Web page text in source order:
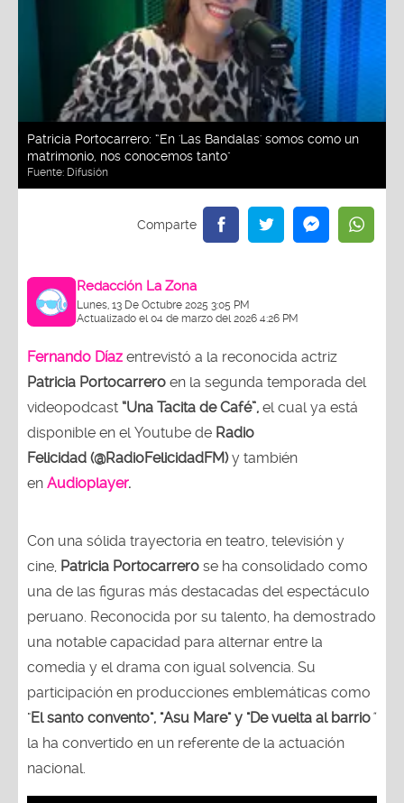
Patricia Portocarrero: “En 'Las Bandalas' somos como un
matrimonio, nos conocemos tanto"
Fuente: Difusión
Redacción La Zona
Lunes, 13 De Octubre 2025 3:05 PM
Actualizado el 04 de marzo del 2026 4:26 PM
Fernando Díaz entrevistó a la reconocida actriz
Patricia Portocarrero en la segunda temporada del
videopodcast “Una Tacita de Café”, el cual ya está
disponible en el Youtube de Radio
Felicidad (@RadioFelicidadFM)y también
en Audioplayer.
Con una sólida trayectoria en teatro, televisión y
cine, Patricia Portocarrero se ha consolidado como
una de las figuras más destacadas del espectáculo
peruano. Reconocida por su talento, ha demostrado
una notable capacidad para alternar entre la
comedia y el drama con igual solvencia. Su
participación en producciones emblemáticas como
"El santo convento", "Asu Mare" y "De vuelta al barrio"
la ha convertido en un referente de la actuación
nacional.